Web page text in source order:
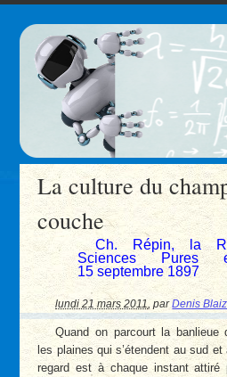
La culture du
couche
Ch. Répin, la
Sciences
15 septembre 1897
lundi 21 mars 2011 ,parDenis
Quand on parcourt la banlieue
les plaines qui s’étendent au sud
regard est à chaque instant attiré